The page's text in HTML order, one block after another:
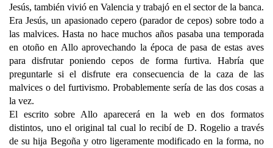
Jesús, también vivió en Valencia y trabajó en el sector de la banca.
Era Jesús, un apasionado cepero (parador de cepos) sobre todo a
las malvices. Hasta no hace muchos años pasaba una temporada
en otoño en Allo aprovechando la época de pasa de estas aves
para disfrutar poniendo cepos de forma furtiva. Habría que
preguntarle si el disfrute era consecuencia de la caza de las
malvices o del furtivismo. Probablemente sería de las dos cosas a
la vez.
El escrito sobre Allo aparecerá en la web en dos formatos
distintos, uno el original tal cual lo recibí de D. Rogelio a través
de su hija Begoña y otro ligeramente modificado en la forma, no